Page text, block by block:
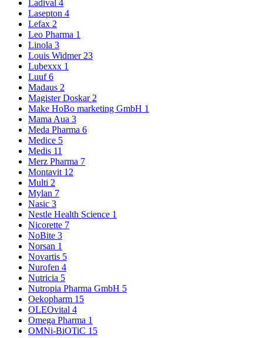
Ladival 4
Lasepton 4
Lefax 2
Leo Pharma 1
Linola 3
Louis Widmer 23
Lubexxx 1
Luuf6
Madaus 2
Magister Doskar 2
Make HoBo marketing GmbH 1
Mama Aua 3
Meda Pharma 6
Medice 5
Medis 11
Merz Pharma 7
Montavit 12
Multi 2
Mylan 7
Nasic 3
Nestle Health Science 1
Nicorette 7
NoBite 3
Norsan 1
Novartis 5
Nurofen 4
Nutricia 5
Nutropia Pharma GmbH 5
Oekopharm 15
OLEOvital 4
Omega Pharma 1
OMNi-BiOTiC 15